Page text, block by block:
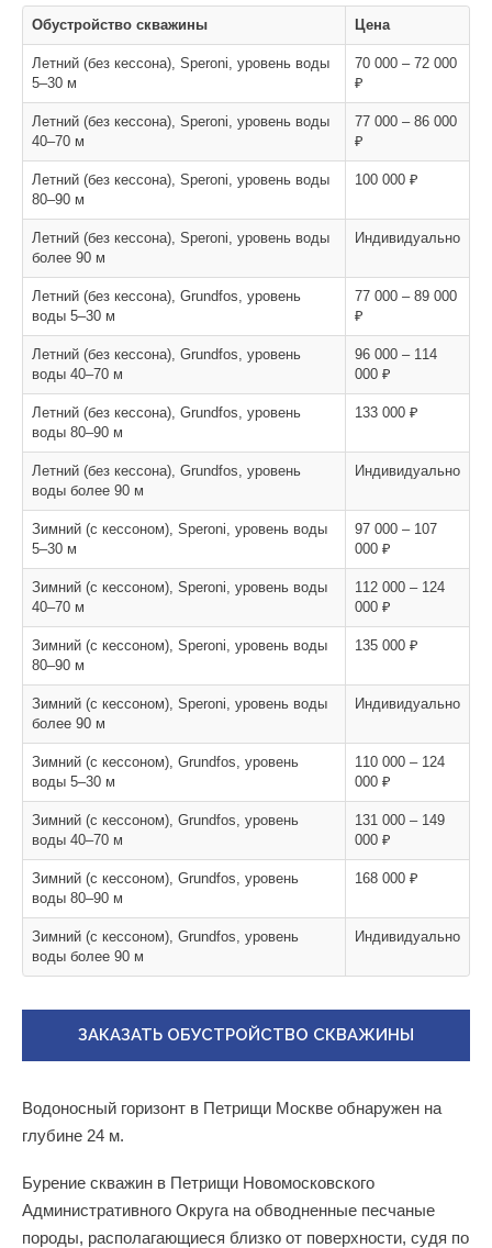
Обустройство скважины Цена
Летний (без кессона), Speroni, уровень воды
5–30 м
70 000 – 72 000
₽
Летний (без кессона), Speroni, уровень воды
40–70 м
77 000 – 86 000
₽
Летний (без кессона), Speroni, уровень воды
80–90 м
100 000 ₽
Летний (без кессона), Speroni, уровень воды
более 90 м
Индивидуально
Летний (без кессона), Grundfos, уровень
воды 5–30 м
77 000 – 89 000
₽
Летний (без кессона), Grundfos, уровень
воды 40–70 м
96 000 – 114
000 ₽
Летний (без кессона), Grundfos, уровень
воды 80–90 м
133 000 ₽
Летний (без кессона), Grundfos, уровень
воды более 90 м
Индивидуально
Зимний (с кессоном), Speroni, уровень воды
5–30 м
97 000 – 107
000 ₽
Зимний (с кессоном), Speroni, уровень воды
40–70 м
112 000 – 124
000 ₽
Зимний (с кессоном), Speroni, уровень воды
80–90 м
135 000 ₽
Зимний (с кессоном), Speroni, уровень воды
более 90 м
Индивидуально
Зимний (с кессоном), Grundfos, уровень
воды 5–30 м
110 000 – 124
000 ₽
Зимний (с кессоном), Grundfos, уровень
воды 40–70 м
131 000 – 149
000 ₽
Зимний (с кессоном), Grundfos, уровень
воды 80–90 м
168 000 ₽
Зимний (с кессоном), Grundfos, уровень
воды более 90 м
Индивидуально
ЗАКАЗАТЬ ОБУСТРОЙСТВО СКВАЖИНЫ
Водоносный горизонт в Петрищи Москве обнаружен на
глубине 24 м.
Бурение скважин в Петрищи Новомосковского
Административного Округа на обводненные песчаные
породы, располагающиеся близко от поверхности, судя по